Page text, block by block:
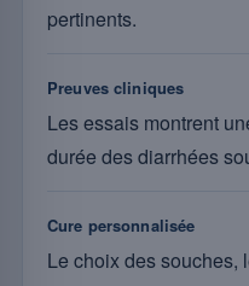
pertinents.
Preuves cliniques
Les essais montrent
durée des diarrhées
Cure personnalisée
Le choix des souches,